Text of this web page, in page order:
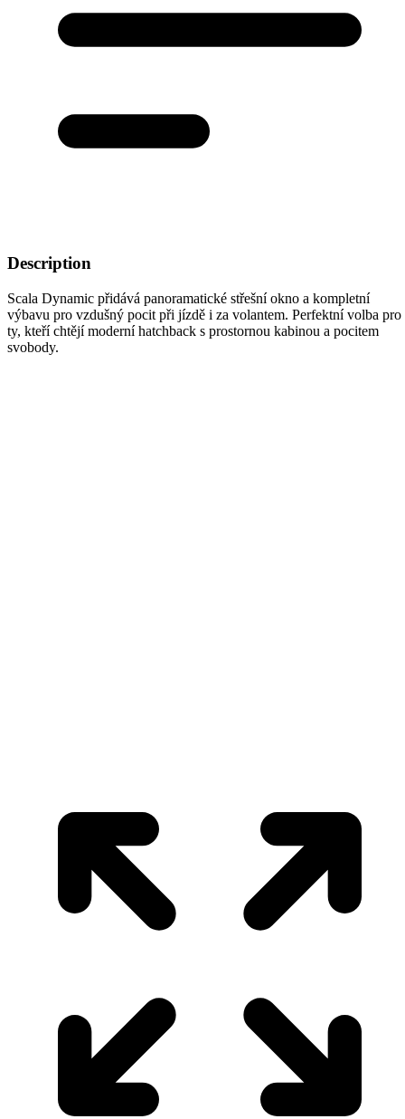
Description
Scala Dynamic přidává panoramatické střešní okno a kompletní
výbavu pro vzdušný pocit při jízdě i za volantem. Perfektní volba pro
ty, kteří chtějí moderní hatchback s prostornou kabinou a pocitem
svobody.